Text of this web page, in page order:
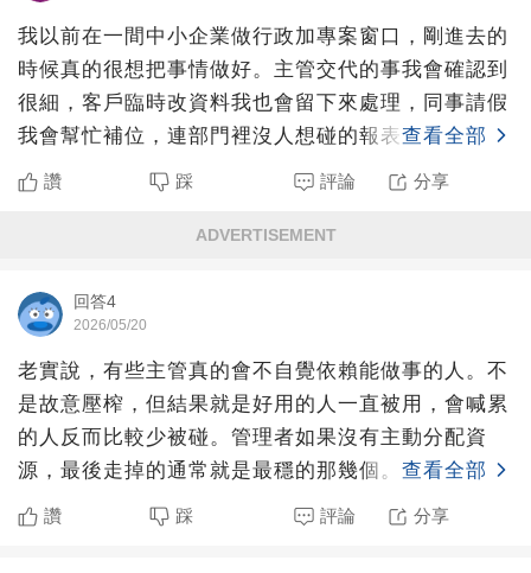
我以前在一間中小企業做行政加專案窗口，剛進去的
時候真的很想把事情做好。主管交代的事我會確認到
很細，客戶臨時改資料我也會留下來處理，同事請假
我會幫忙補位，連部門裡沒人想碰的報表，我都覺得
「算了，我會弄就
查看全部
讚 踩 評論 分享
ADVERTISEMENT
回答4
2026/05/20
老實說，有些主管真的會不自覺依賴能做事的人。不
是故意壓榨，但結果就是好用的人一直被用，會喊累
的人反而比較少被碰。管理者如果沒有主動分配資
源，最後走掉的通常就是最穩的那幾個。 查看全部
讚 踩 評論 分享